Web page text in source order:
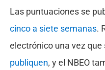
Las puntuaciones se
cinco a siete semanas.
electrónico una vez que
publiquen, y el NBEO